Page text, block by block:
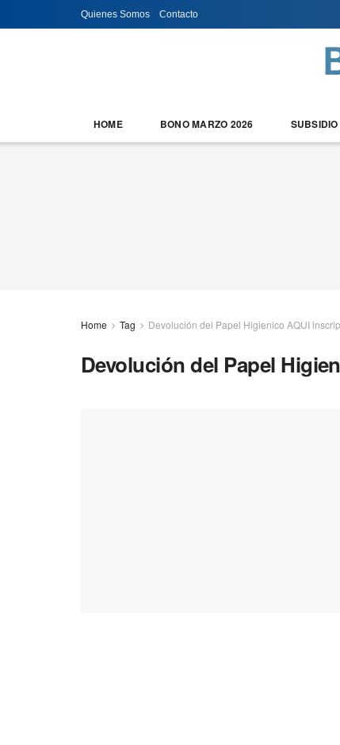
Quienes Somos Contacto
HOME BONO MARZO 2026
Home Tag Devolución del Papel Higienico AQUI
Devolución del Papel